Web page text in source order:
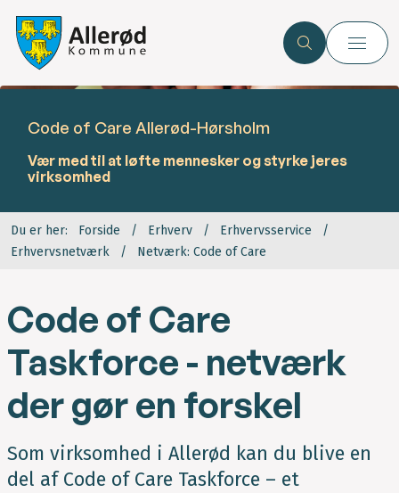
Code of Care Allerød-Hørsholm
Vær med til at løfte mennesker og styrke jeres
virksomhed
Du er her: Forside Erhverv
Erhvervsservice
Erhvervsnetværk
Netværk: Code of Care
Code of Care
Taskforce - netværk
der gør en forskel
Som virksomhed i Allerød kan du blive en
del af Code of Care Taskforce – et